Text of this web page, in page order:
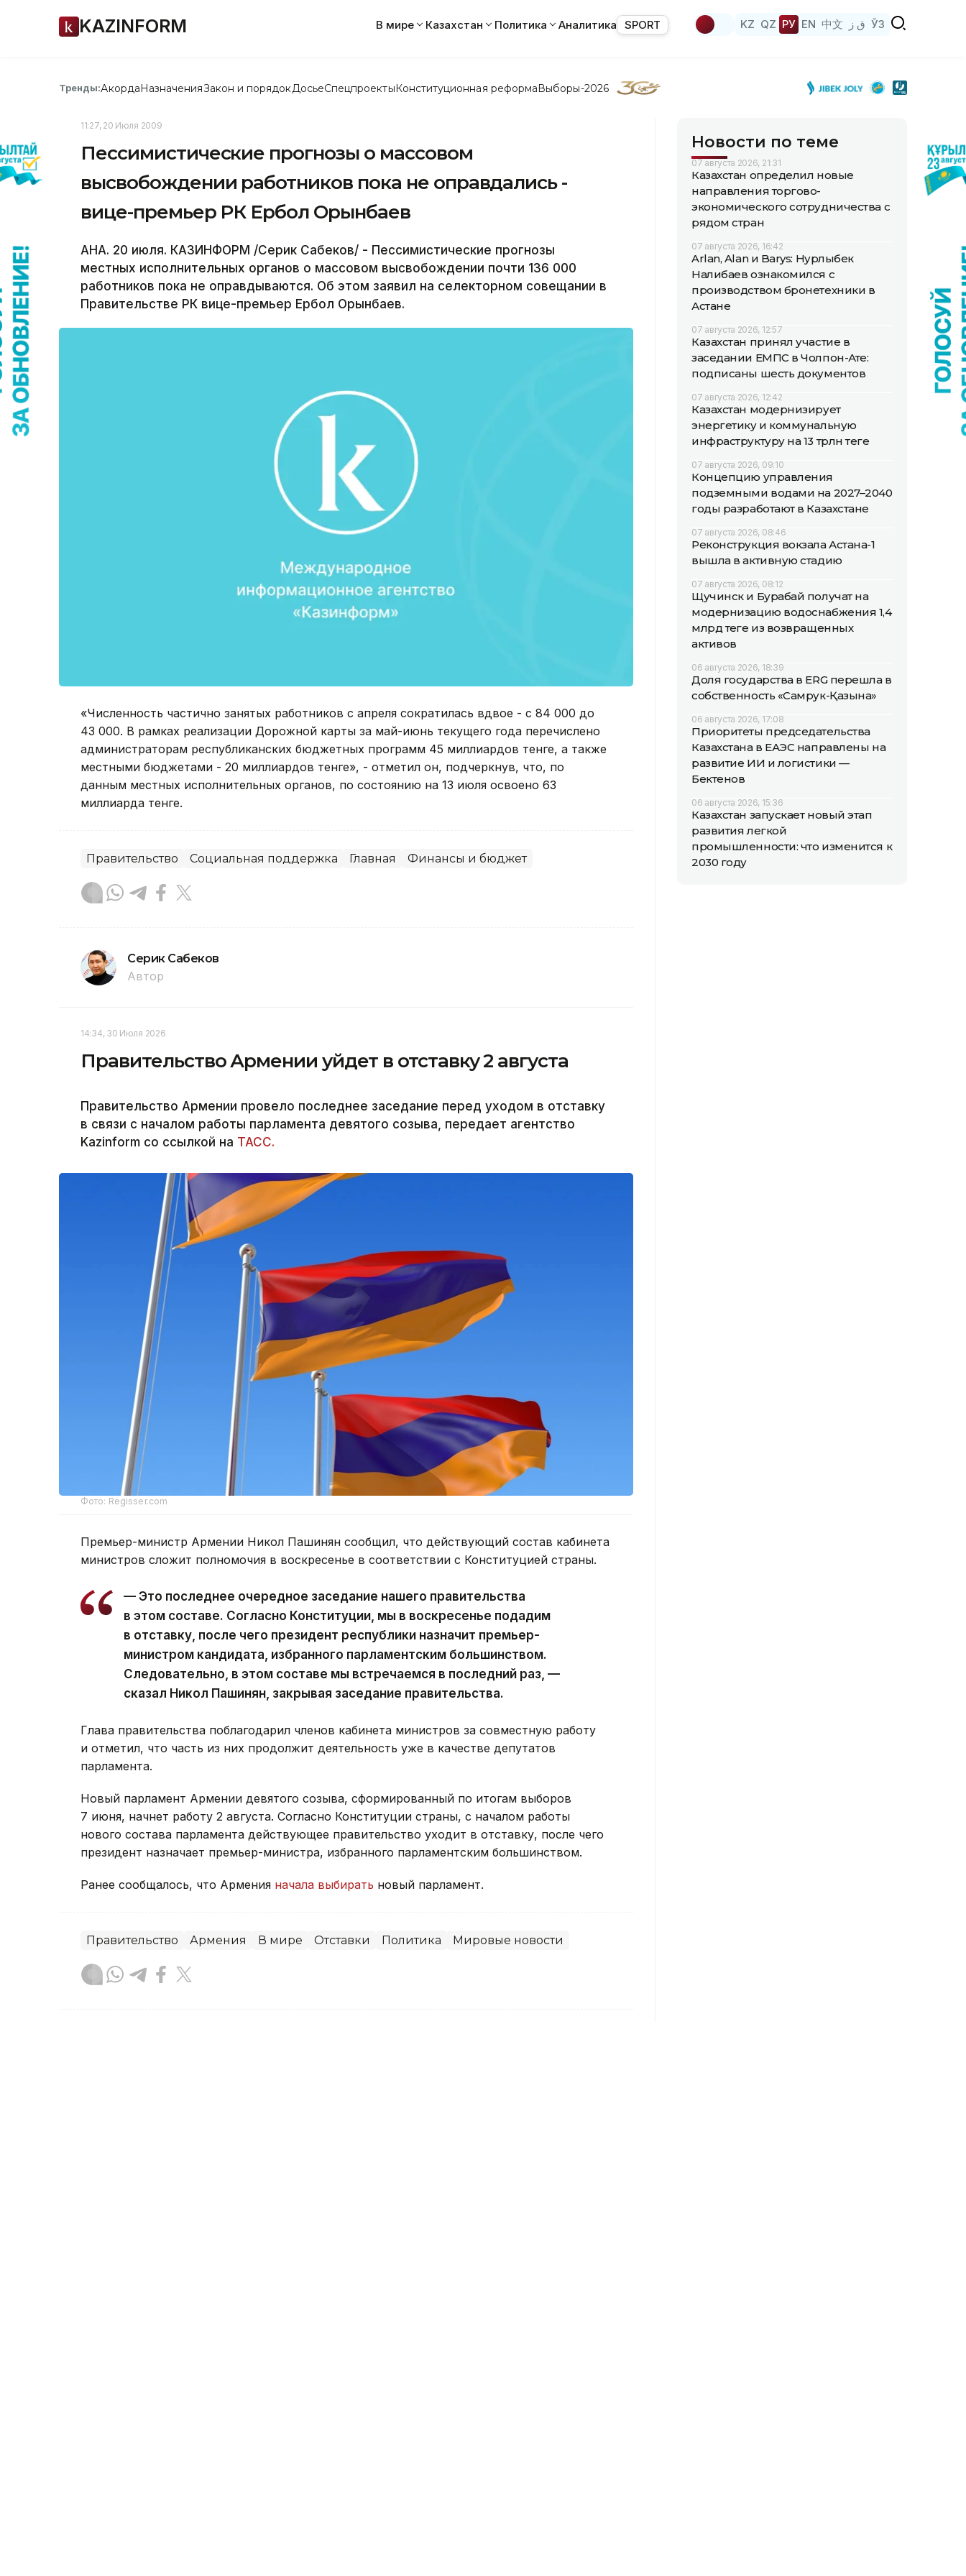
KAZINFORM В мире Казахстан Политика Аналитика SPORT KZ QZ РУ EN 中文 ق ز ЎЗ
Тренды:АкордаНазначенияЗакон и порядок ДосьеСпецпроектыКонституционная реформаВыборы-2026
11:27, 20 Июля 2009
Пессимистические прогнозы о массовом
высвобождении работников пока не оправдались -
вице-премьер РК Ербол Орынбаев
АНА. 20 июля. КАЗИНФОРМ /Серик Сабеков/ - Пессимистические прогнозы
местных исполнительных органов о массовом высвобождении почти 136 000
работников пока не оправдываются. Об этом заявил на селекторном совещании в
Правительстве РК вице-премьер Ербол Орынбаев.
«Численность частично занятых работников с апреля сократилась вдвое - с 84 000 до
43 000. В рамках реализации Дорожной карты за май-июнь текущего года перечислено
администраторам республиканских бюджетных программ 45 миллиардов тенге, а также
местными бюджетами - 20 миллиардов тенге», - отметил он, подчеркнув, что, по
данным местных исполнительных органов, по состоянию на 13 июля освоено 63
миллиарда тенге.
Правительство Социальная поддержка Главная Финансы и бюджет
Серик Сабеков
Автор
14:34, 30 Июля 2026
Правительство Армении уйдет в отставку 2 августа
Правительство Армении провело последнее заседание перед уходом в отставку
в связи с началом работы парламента девятого созыва, передает агентство
Kazinform со ссылкой на ТАСС.
Фото: Regisser.com
Премьер-министр Армении Никол Пашинян сообщил, что действующий состав кабинета
министров сложит полномочия в воскресенье в соответствии с Конституцией страны.
— Это последнее очередное заседание нашего правительства
в этом составе. Согласно Конституции, мы в воскресенье подадим
в отставку, после чего президент республики назначит премьер-
министром кандидата, избранного парламентским большинством.
Следовательно, в этом составе мы встречаемся в последний раз, —
сказал Никол Пашинян, закрывая заседание правительства.
Глава правительства поблагодарил членов кабинета министров за совместную работу
и отметил, что часть из них продолжит деятельность уже в качестве депутатов
парламента.
Новый парламент Армении девятого созыва, сформированный по итогам выборов
7 июня, начнет работу 2 августа. Согласно Конституции страны, с началом работы
нового состава парламента действующее правительство уходит в отставку, после чего
президент назначает премьер-министра, избранного парламентским большинством.
Ранее сообщалось, что Армения начала выбирать новый парламент.
Правительство Армения В мире Отставки Политика Мировые новости
Новости по теме
07 августа 2026, 21:31
Казахстан определил новые
направления торгово-
экономического сотрудничества с
рядом стран
07 августа 2026, 16:42
Arlan, Alan и Barys: Нурлыбек
Налибаев ознакомился с
производством бронетехники в
Астане
07 августа 2026, 12:57
Казахстан принял участие в
заседании ЕМПС в Чолпон-Ате:
подписаны шесть документов
07 августа 2026, 12:42
Казахстан модернизирует
энергетику и коммунальную
инфраструктуру на 13 трлн теңге
07 августа 2026, 09:10
Концепцию управления
подземными водами на 2027–2040
годы разработают в Казахстане
07 августа 2026, 08:46
Реконструкция вокзала Астана-1
вышла в активную стадию
07 августа 2026, 08:12
Щучинск и Бурабай получат на
модернизацию водоснабжения 1,4
млрд теңге из возвращенных
активов
06 августа 2026, 18:39
Доля государства в ERG перешла в
собственность «Самрук-Қазына»
06 августа 2026, 17:08
Приоритеты председательства
Казахстана в ЕАЭС направлены на
развитие ИИ и логистики —
Бектенов
06 августа 2026, 15:36
Казахстан запускает новый этап
развития легкой
промышленности: что изменится к
2030 году